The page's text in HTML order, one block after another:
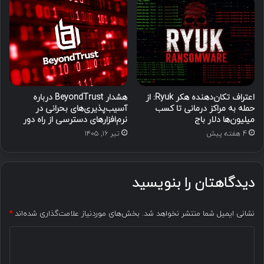
اعتراف تکان‌دهنده هکر Ryuk: از
حمله به مراکز درمانی تا کسب
میلیون‌ها دلار باج
4 هفته پیش
هشدار BeyondTrust درباره
آسیب‌پذیری‌های بحرانی در
نرم‌افزارهای دسترسی از راه دور
تیر ۱۶, ۱۴۰۵
دیدگاهتان را بنویسید
نشانی ایمیل شما منتشر نخواهد شد. بخش‌های موردنیاز علامت‌گذاری شده‌اند*